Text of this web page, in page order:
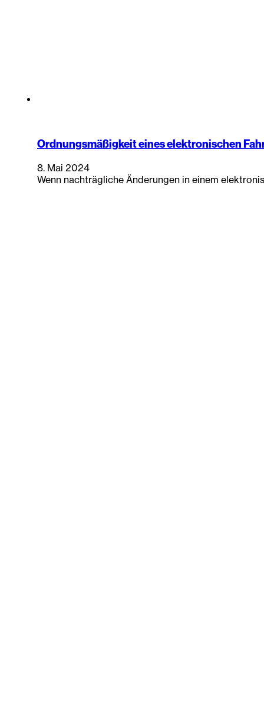
Ordnungsmäßigkeit eines elektronischen
8. Mai 2024
Wenn nachträgliche Änderungen in einem